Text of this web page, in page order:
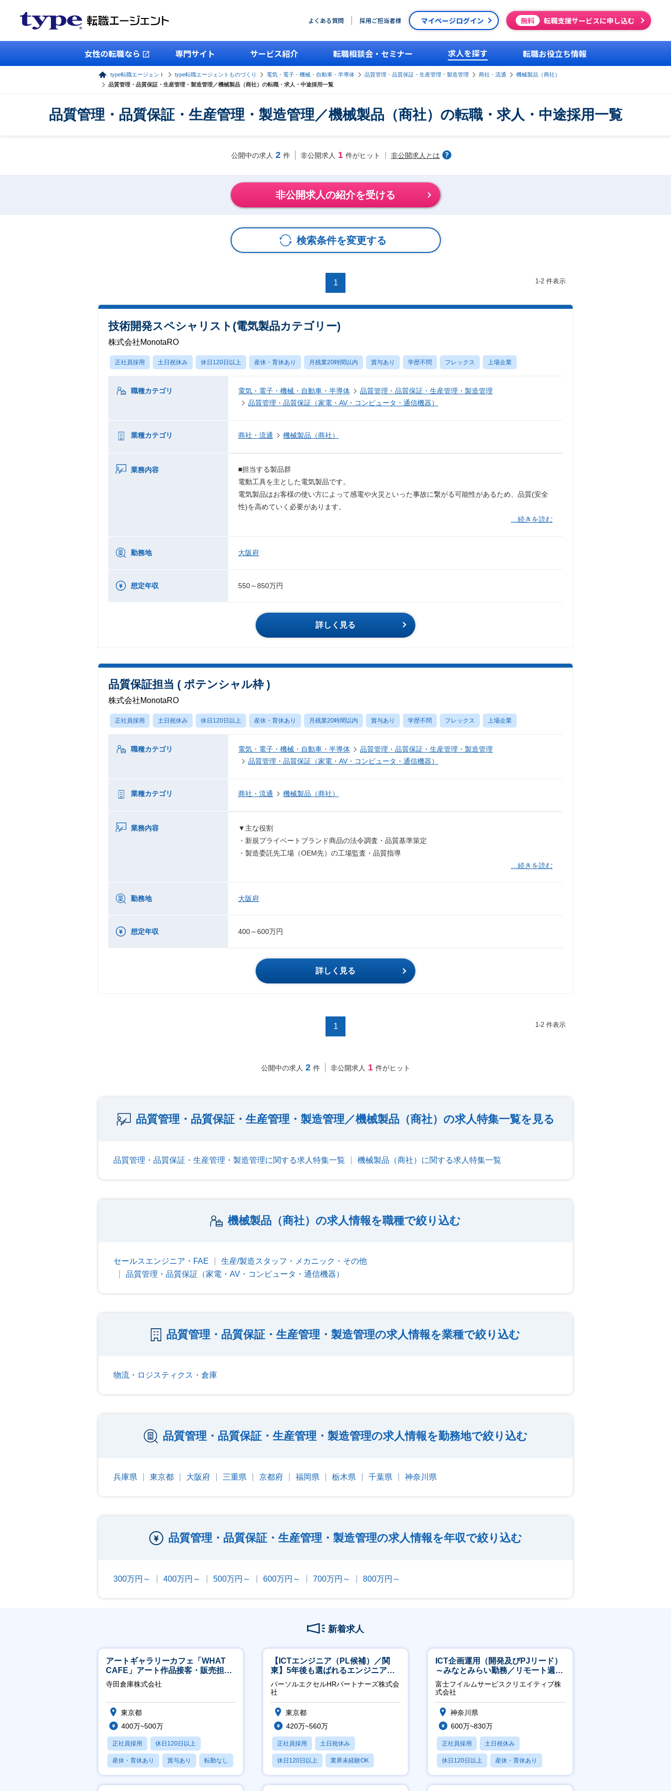
よくある質問 採用ご担当者様 マイページログイン 無料 転職支援サービスに申し込む
女性の転職なら 専門サイト サービス紹介 転職相談会・セミナー 求人を探す 転職お役立ち情報
type転職エージェント type転職エージェントものづくり 電気・電子・機械・自動車・半導体 品質管理・品質保証・生産管理・製造管理 商社・流通
機械製品（商社）
品質管理・品質保証・生産管理・製造管理／機械製品（商社）の転職・求人・中途採用一覧
品質管理・品質保証・生産管理・製造管理／機械製品（商社）の転職・求人・中途採用一覧
公開中の求人 2 件 非公開求人 1 件がヒット 非公開求人とは
非公開求人の紹介を受ける
検索条件を変更する
1 1-2 件表示
技術開発スペシャリスト(電気製品カテゴリー)
株式会社MonotaRO
正社員採用 土日祝休み 休日120日以上 産休・育休あり 月残業20時間以内 賞与あり 学歴不問 フレックス 上場企業
職種カテゴリ 電気・電子・機械・自動車・半導体
品質管理・品質保証・生産管理・製造管理
品質管理・品質保証（家電・AV・コンピュータ・通信機器）
業種カテゴリ 商社・流通 機械製品（商社）
業務内容
■担当する製品群
電動工具を主とした電気製品です。
電気製品はお客様の使い方によって感電や火災といった事故に繋がる可能性があるため、品質(安全
性)を高めていく必要があります。
…続きを読む
勤務地 大阪府
想定年収 550～850万円
詳しく見る
品質保証担当 ( ポテンシャル枠 )
株式会社MonotaRO
正社員採用 土日祝休み 休日120日以上 産休・育休あり 月残業20時間以内 賞与あり 学歴不問 フレックス 上場企業
職種カテゴリ 電気・電子・機械・自動車・半導体
品質管理・品質保証・生産管理・製造管理
品質管理・品質保証（家電・AV・コンピュータ・通信機器）
業種カテゴリ 商社・流通 機械製品（商社）
業務内容
▼主な役割
・新規プライベートブランド商品の法令調査・品質基準策定
・製造委託先工場（OEM先）の工場監査・品質指導
…続きを読む
勤務地 大阪府
想定年収 400～600万円
詳しく見る
1 1-2 件表示
公開中の求人 2 件 非公開求人 1 件がヒット
品質管理・品質保証・生産管理・製造管理／機械製品（商社）の求人特集一覧を見る
品質管理・品質保証・生産管理・製造管理に関する求人特集一覧 機械製品（商社）に関する求人特集一覧
機械製品（商社）の求人情報を職種で絞り込む
セールスエンジニア・FAE
生産/製造スタッフ・メカニック・その他
品質管理・品質保証（家電・AV・コンピュータ・通信機器）
品質管理・品質保証・生産管理・製造管理の求人情報を業種で絞り込む
物流・ロジスティクス・倉庫
品質管理・品質保証・生産管理・製造管理の求人情報を勤務地で絞り込む
兵庫県 東京都 大阪府 三重県 京都府 福岡県 栃木県 千葉県 神奈川県
品質管理・品質保証・生産管理・製造管理の求人情報を年収で絞り込む
300万円～ 400万円～ 500万円～ 600万円～ 700万円～ 800万円～
新着求人
アートギャラリーカフェ「WHAT
CAFE」アート作品接客・販売担当
※アート領域未経験可
寺田倉庫株式会社
東京都
400万~500万
正社員採用 休日120日以上
産休・育休あり 賞与あり 転勤なし
【ICTエンジニア（PL候補）／関
東】5年後も選ばれるエンジニアへ
／チーム運営・体制構築
パーソルエクセルHRパートナーズ株式会
社
東京都
420万~560万
正社員採用 土日祝休み
休日120日以上 業界未経験OK
月残業20時間以内
ICT企画運用（開発及びPJリード）
～みなとみらい勤務／リモート週
2OK／業務改善～
富士フイルムサービスクリエイティブ株
式会社
神奈川県
600万~830万
正社員採用 土日祝休み
休日120日以上 産休・育休あり
月残業20時間以内